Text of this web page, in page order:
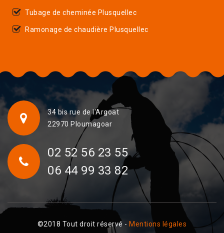
Tubage de cheminée Plusquellec
Ramonage de chaudière Plusquellec
34 bis rue de l'Argoat
22970 Ploumagoar
02 52 56 23 55
06 44 99 33 82
©2018 Tout droit réservé - Mentions légales